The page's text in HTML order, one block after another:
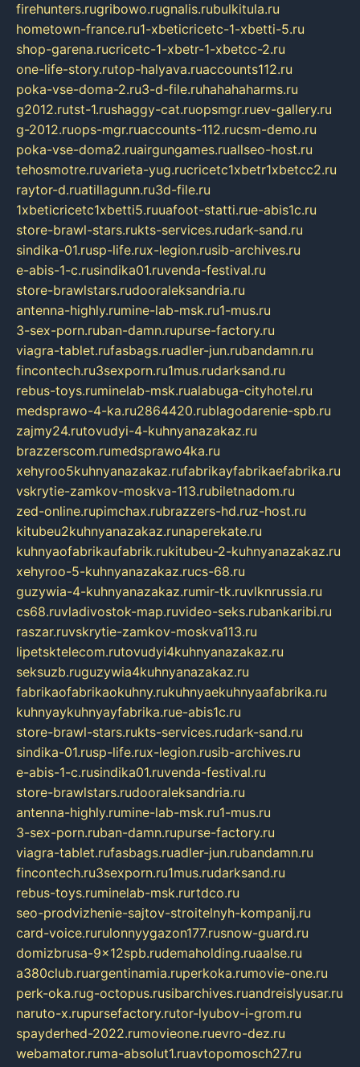
firehunters.rugribowo.rugnalis.rubulkitula.ru
hometown-france.ru1-xbeticricetc-1-xbetti-5.ru
shop-garena.rucricetc-1-xbetr-1-xbetcc-2.ru
one-life-story.rutop-halyava.ruaccounts112.ru
poka-vse-doma-2.ru3-d-file.ruhahahaharms.ru
g2012.rutst-1.rushaggy-cat.ruopsmgr.ruev-gallery.ru
g-2012.ruops-mgr.ruaccounts-112.rucsm-demo.ru
poka-vse-doma2.ruairgungames.ruallseo-host.ru
tehosmotre.ruvarieta-yug.rucricetc1xbetr1xbetcc2.ru
raytor-d.ruatillagunn.ru3d-file.ru
1xbeticricetc1xbetti5.ruuafoot-statti.rue-abis1c.ru
store-brawl-stars.rukts-services.rudark-sand.ru
sindika-01.rusp-life.rux-legion.rusib-archives.ru
e-abis-1-c.rusindika01.ruvenda-festival.ru
store-brawlstars.rudooraleksandria.ru
antenna-highly.rumine-lab-msk.ru1-mus.ru
3-sex-porn.ruban-damn.rupurse-factory.ru
viagra-tablet.rufasbags.ruadler-jun.rubandamn.ru
fincontech.ru3sexporn.ru1mus.rudarksand.ru
rebus-toys.ruminelab-msk.rualabuga-cityhotel.ru
medsprawo-4-ka.ru2864420.rublagodarenie-spb.ru
zajmy24.rutovudyi-4-kuhnyanazakaz.ru
brazzerscom.rumedsprawo4ka.ru
xehyroo5kuhnyanazakaz.rufabrikayfabrikaefabrika.ru
vskrytie-zamkov-moskva-113.rubiletnadom.ru
zed-online.rupimchax.rubrazzers-hd.ruz-host.ru
kitubeu2kuhnyanazakaz.runaperekate.ru
kuhnyaofabrikaufabrik.rukitubeu-2-kuhnyanazakaz.ru
xehyroo-5-kuhnyanazakaz.rucs-68.ru
guzywia-4-kuhnyanazakaz.rumir-tk.ruvlknrussia.ru
cs68.ruvladivostok-map.ruvideo-seks.rubankaribi.ru
raszar.ruvskrytie-zamkov-moskva113.ru
lipetsktelecom.rutovudyi4kuhnyanazakaz.ru
seksuzb.ruguzywia4kuhnyanazakaz.ru
fabrikaofabrikaokuhny.rukuhnyaekuhnyaafabrika.ru
kuhnyaykuhnyayfabrika.rue-abis1c.ru
store-brawl-stars.rukts-services.rudark-sand.ru
sindika-01.rusp-life.rux-legion.rusib-archives.ru
e-abis-1-c.rusindika01.ruvenda-festival.ru
store-brawlstars.rudooraleksandria.ru
antenna-highly.rumine-lab-msk.ru1-mus.ru
3-sex-porn.ruban-damn.rupurse-factory.ru
viagra-tablet.rufasbags.ruadler-jun.rubandamn.ru
fincontech.ru3sexporn.ru1mus.rudarksand.ru
rebus-toys.ruminelab-msk.rurtdco.ru
seo-prodvizhenie-sajtov-stroitelnyh-kompanij.ru
card-voice.rurulonnyygazon177.rusnow-guard.ru
domizbrusa-9x12spb.rudemaholding.ruaalse.ru
a380club.ruargentinamia.ruperkoka.rumovie-one.ru
perk-oka.rug-octopus.rusibarchives.ruandreislyusar.ru
naruto-x.rupursefactory.rutor-lyubov-i-grom.ru
spayderhed-2022.rumovieone.ruevro-dez.ru
webamator.ruma-absolut1.ruavtopomosch27.ru